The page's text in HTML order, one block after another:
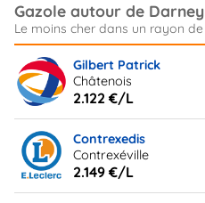
Gazole autour de Darney
Gilbert Patrick
Châtenois
2.122 €/L
Contrexedis
Contrexéville
2.149 €/L